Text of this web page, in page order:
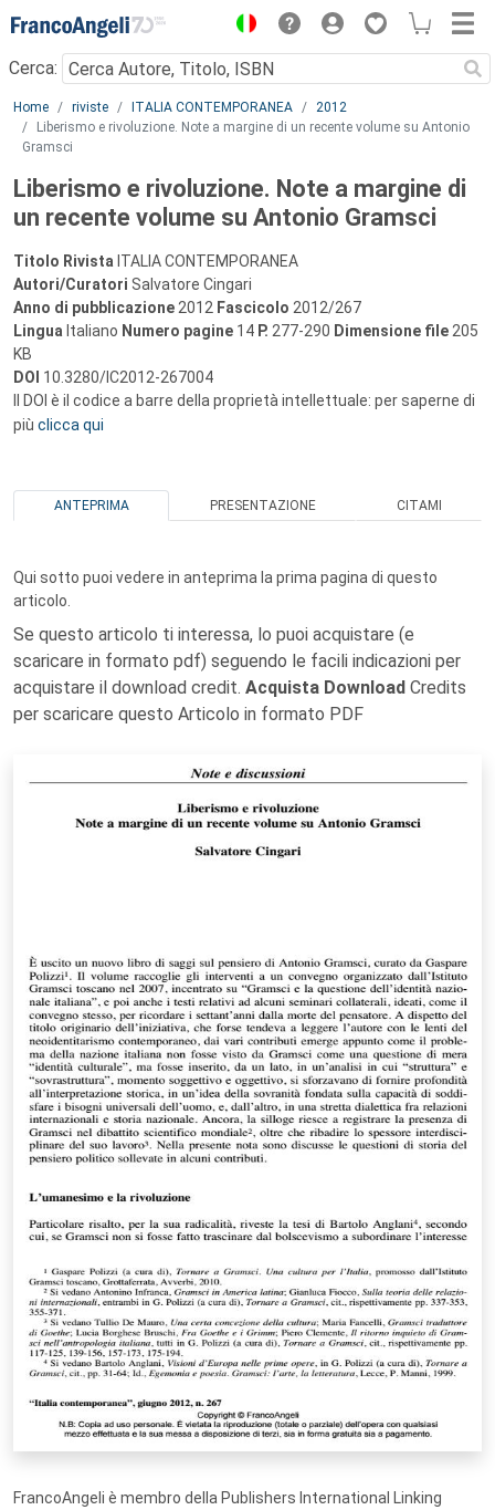
Menu
Cerca:
Main content
Home riviste ITALIA CONTEMPORANEA
2012
Liberismo e rivoluzione. Note a margine di un recente volume su Antonio
Gramsci
Liberismo e rivoluzione. Note a margine di
un recente volume su Antonio Gramsci
Titolo Rivista ITALIA CONTEMPORANEA
Autori/Curatori Salvatore Cingari
Anno di pubblicazione 2012 Fascicolo 2012/267
Lingua Italiano Numero pagine 14 P. 277-290 Dimensione file 205
KB
DOI 10.3280/IC2012-267004
Il DOI è il codice a barre della proprietà intellettuale: per saperne di
più clicca qui
ANTEPRIMA PRESENTAZIONE CITAMI
Qui sotto puoi vedere in anteprima la prima pagina di questo
articolo.
Se questo articolo ti interessa, lo puoi acquistare (e
scaricare in formato pdf) seguendo le facili indicazioni per
acquistare il download credit. Acquista Download Credits
per scaricare questo Articolo in formato PDF
FrancoAngeli è membro della Publishers International Linking